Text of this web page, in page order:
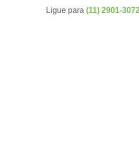
Ligue para (11) 2901-